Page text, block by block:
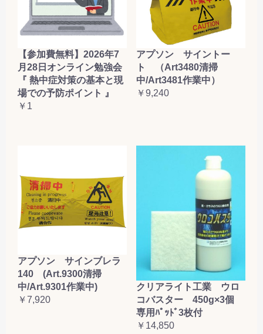
【参加費無料】2026年7
月28日オンライン勉強会
『 熱中症対策の基本と現
場での予防ポイント 』
￥1
アプソン サイントー
ト （Art3480清掃
中/Art3481作業中）
￥9,240
アプソン サインブレラ
140 (Art.9300清掃
中/Art.9301作業中)
￥7,920
クリアライト工業 ウロ
コバスター 450g×3個
専用ﾊﾟｯﾄﾞ3枚付
￥14,850